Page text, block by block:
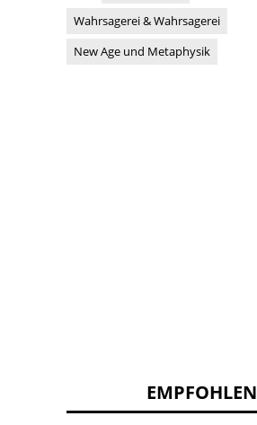
Wahrsagerei & Wahrsagerei
New Age und Metaphysik
EMPFOHLEN